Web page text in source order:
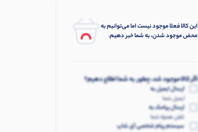
این کالا فعلا موجود نیست اما می‌توانیم به
محض موجود شدن، به شما خبر دهیم.
اگر کالا موجود شد، چطور به شما اطلاع دهیم؟
ارسال ایمیل به
ایمیل شما
ارسال پیامک به
تلفن همراه شما
سیستم پیام شخصی آی شاپ